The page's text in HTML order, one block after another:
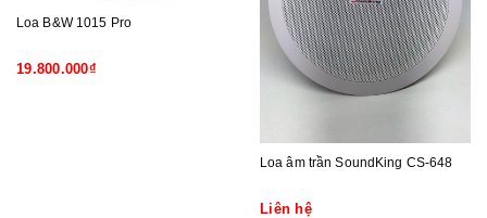
Loa B&W 1015 Pro
19.800.000₫
Loa âm trần SoundKing CS-648
Liên hệ